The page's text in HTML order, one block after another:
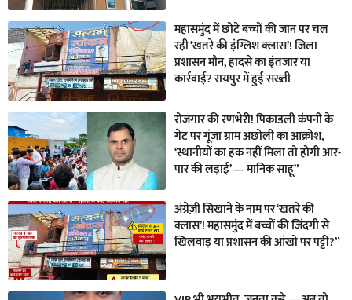
महासमुंद में छोटे बच्चों की जान पर चल
रही ‘खतरे की इंग्लिश क्लास’! जिला
प्रशासन मौन, हादसे का इंतजार या
कार्रवाई? रायपुर में हुई सख्ती
रोजगार की रणभेरी! पिकाडली कंपनी के
गेट पर गूंजा ग्राम अछोली का आक्रोश,
‘स्थानीयों का हक नहीं मिला तो होगी आर-
पार की लड़ाई’ — मानिक साहू”
अंग्रेज़ी सिखाने के नाम पर ‘खतरे की
क्लास’! महासमुंद में बच्चों की जिंदगी से
खिलवाड़ या प्रशासन की आंखों पर पट्टी?”